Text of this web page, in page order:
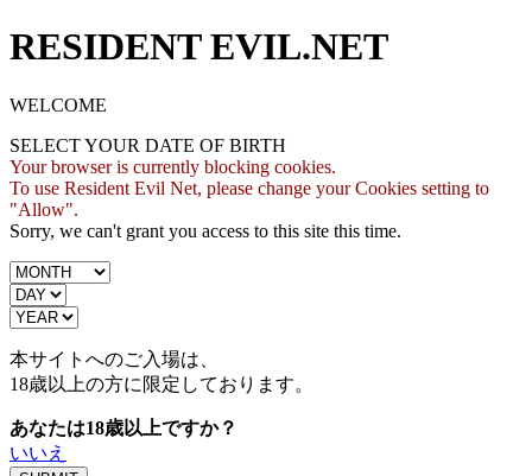
RESIDENT EVIL.NET
WELCOME
SELECT YOUR DATE OF BIRTH
Your browser is currently blocking cookies.
To use Resident Evil Net, please change your Cookies setting to
"Allow".
Sorry, we can't grant you access to this site this time.
本サイトへのご入場は、
18歳以上の方に限定しております。
あなたは18歳以上ですか？
いいえ